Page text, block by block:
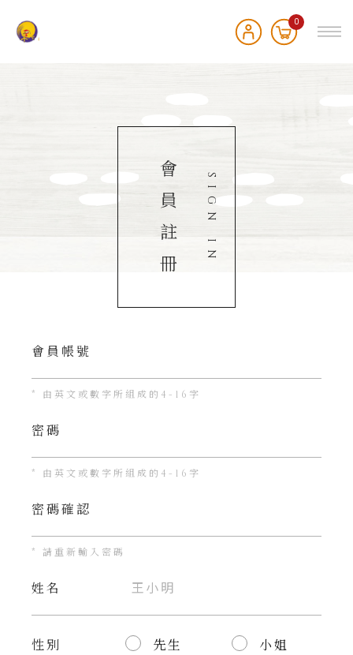
0
會
員
註
冊
SIGN IN
會員帳號
* 由英文或數字所組成的4-16字
密碼
* 由英文或數字所組成的4-16字
密碼確認
* 請重新輸入密碼
姓名
性別 先生 小姐